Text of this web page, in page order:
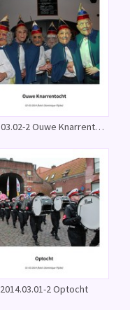
2014.03.02-2 Ouwe Knarrentocht
2014.03.01-2 Optocht